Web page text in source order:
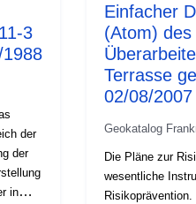
3
der
der
in
Einfacher
(Atom)
Terrasse
02/08/2007
Geokatalog
Die Pläne zur
wesentliche